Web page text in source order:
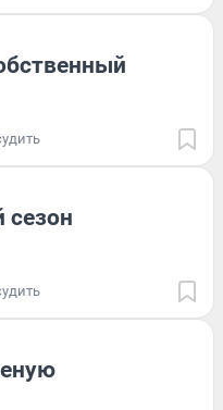
сезон